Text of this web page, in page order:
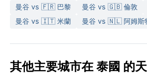
曼谷 vs 🇫🇷 巴黎 曼谷 vs 🇬🇧 倫敦
曼谷 vs 🇮🇹 米蘭
曼谷 vs 🇳🇱 阿姆斯
其他主要城市在 泰國 的